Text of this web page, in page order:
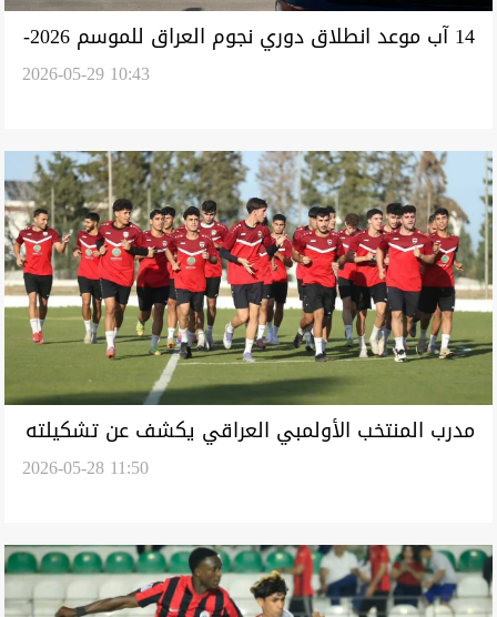
14 آب موعد انطلاق دوري نجوم العراق للموسم 2026-
2026-05-29 10:43
مدرب المنتخب الأولمبي العراقي يكشف عن تشكيلته
2026-05-28 11:50